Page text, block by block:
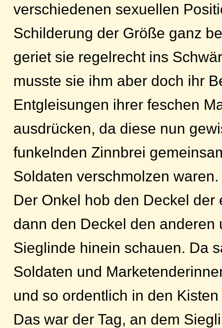
verschiedenen sexuellen
Schilderung der Größe ganz
geriet sie regelrecht ins
musste sie ihm aber doch ihr
Entgleisungen ihrer feschen
ausdrücken, da diese nun
funkelnden Zinnbrei
Soldaten verschmolzen waren.
Der Onkel hob den Deckel der
dann den Deckel den anderen
Sieglinde hinein schauen. Da
Soldaten und
und so ordentlich in den
Das war der Tag, an dem